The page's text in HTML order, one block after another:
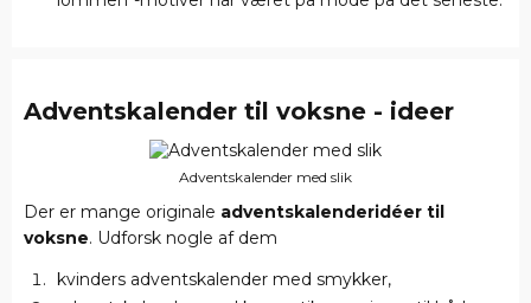
Adventskalender til voksne - ideer
Adventskalender med slik
Der er mange originale adventskalenderidéer til
voksne. Udforsk nogle af dem
kvinders adventskalender med smykker,